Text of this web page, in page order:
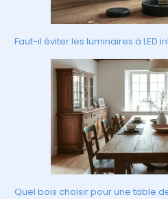
Faut-il éviter les luminaires à LED
Quel bois choisir pour une table